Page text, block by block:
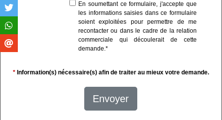
En soumettant ce formulaire, j'accepte que
les informations saisies dans ce formulaire
soient exploitées pour permettre de me
recontacter ou dans le cadre de la relation
commerciale qui découlerait de cette
demande.*
* Information(s) nécessaire(s) afin de traiter au mieux votre demande.
Envoyer